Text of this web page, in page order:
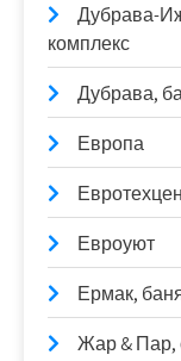
Дубрава-
комплекс
Дубрава,
Европа
Евроуют
Ермак,
Жар & Пар,